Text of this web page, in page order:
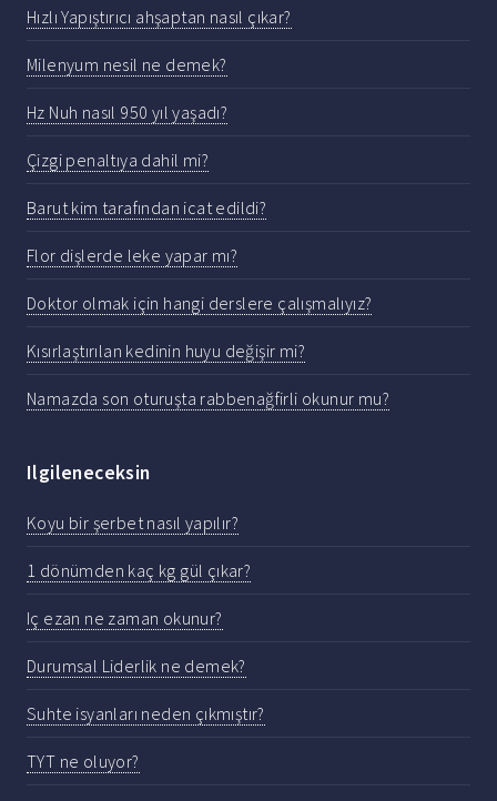
Hızlı Yapıştırıcı ahşaptan nasıl çıkar?
Milenyum nesil ne demek?
Hz Nuh nasıl 950 yıl yaşadı?
Çizgi penaltıya dahil mi?
Barut kim tarafından icat edildi?
Flor dişlerde leke yapar mı?
Doktor olmak için hangi derslere çalışmalıyız?
Kısırlaştırılan kedinin huyu değişir mi?
Namazda son oturuşta rabbenağfirli okunur mu?
Ilgileneceksin
Koyu bir şerbet nasıl yapılır?
1 dönümden kaç kg gül çıkar?
Iç ezan ne zaman okunur?
Durumsal Liderlik ne demek?
Suhte isyanları neden çıkmıştır?
TYT ne oluyor?